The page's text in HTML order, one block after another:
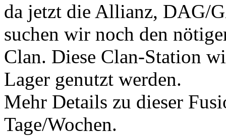
da jetzt die Allianz, DAG/
suchen wir noch den
Clan. Diese Clan-Station
Lager genutzt werden.
Mehr Details zu dieser
Tage/Wochen.